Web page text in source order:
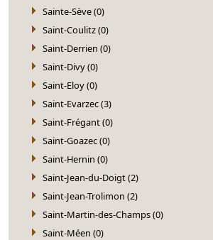
Sainte-Sève (0)
Saint-Coulitz (0)
Saint-Derrien (0)
Saint-Divy (0)
Saint-Eloy (0)
Saint-Evarzec (3)
Saint-Frégant (0)
Saint-Goazec (0)
Saint-Hernin (0)
Saint-Jean-du-Doigt (2)
Saint-Jean-Trolimon (2)
Saint-Martin-des-Champs (0)
Saint-Méen (0)